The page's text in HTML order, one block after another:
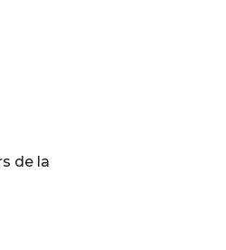
de la